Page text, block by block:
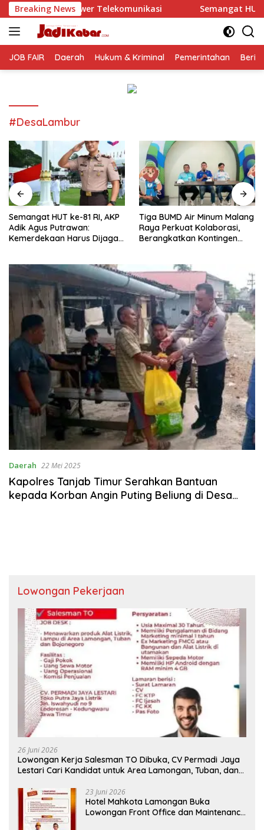
Langsung
ke
konten
Breaking News Semangat HUT ke-81 RI, AKP Adik
JOB FAIR Daerah Hukum & Kriminal Pemerintahan
#DesaLambur
Semangat HUT ke-81 RI, AKP
Adik Agus Putrawan:
Kemerdekaan Harus Dijaga
Tiga BUMD Air Minum Malang
Raya Perkuat Kolaborasi,
Berangkatkan Kontingen
Daerah 22 Mei 2025
Kapolres Tanjab Timur Serahkan Bantuan
kepada Korban Angin Puting Beliung di Desa
Lowongan Pekerjaan
26 Juni 2026
Lowongan Kerja Salesman TO Dibuka, CV Permadi Jaya
Lestari Cari Kandidat untuk Area Lamongan, Tuban, dan
23 Juni 2026
Hotel Mahkota Lamongan Buka
Lowongan Front Office dan Maintenance